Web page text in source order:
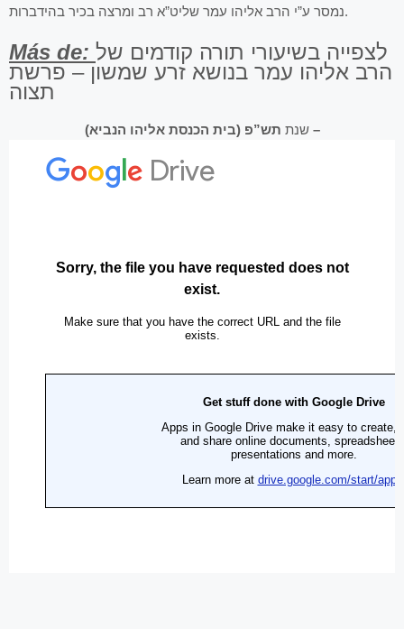
נמסר ע”י הרב אליהו עמר שליט”א רב ומרצה בכיר בהידברות.
Más de: לצפייה בשיעורי תורה קודמים של
הרב אליהו עמר בנושא זרע שמשון – פרשת
תצוה
שנתתש”פ (בית הכנסת אליהו הנביא) –